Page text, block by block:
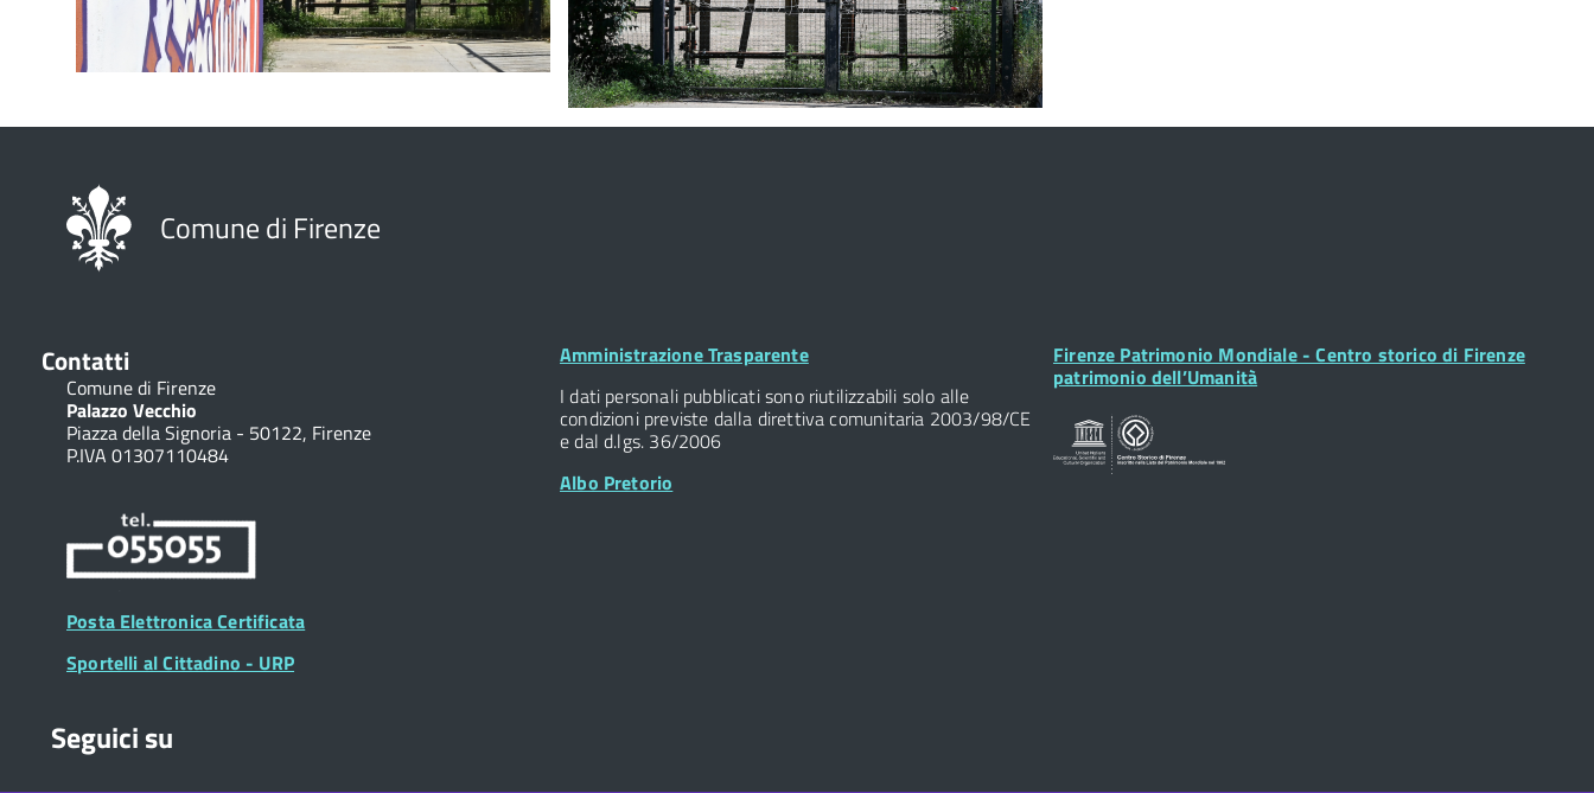
Comune di Firenze
Contatti
Comune di Firenze
Palazzo Vecchio
Piazza della Signoria - 50122, Firenze
P.IVA 01307110484
Posta Elettronica Certificata
Sportelli al Cittadino - URP
Footer
Amministrazione Trasparente
I dati personali pubblicati sono riutilizzabili solo alle
condizioni previste dalla direttiva comunitaria 2003/98/CE
e dal d.lgs. 36/2006
Albo Pretorio
Footer
Widget
Firenze Patrimonio Mondiale - Centro storico di Firenze
patrimonio dell’Umanità
Seguici su